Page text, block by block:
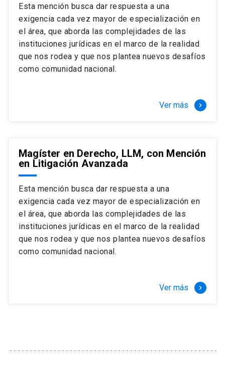
Esta mención busca dar respuesta a una
exigencia cada vez mayor de especialización en
el área, que aborda las complejidades de las
instituciones jurídicas en el marco de la realidad
que nos rodea y que nos plantea nuevos desafíos
como comunidad nacional.
Ver más keyboard_arrow_right
Magíster en Derecho, LLM, con Mención
en Litigación Avanzada
Esta mención busca dar respuesta a una
exigencia cada vez mayor de especialización en
el área, que aborda las complejidades de las
instituciones jurídicas en el marco de la realidad
que nos rodea y que nos plantea nuevos desafíos
como comunidad nacional.
Ver más keyboard_arrow_right